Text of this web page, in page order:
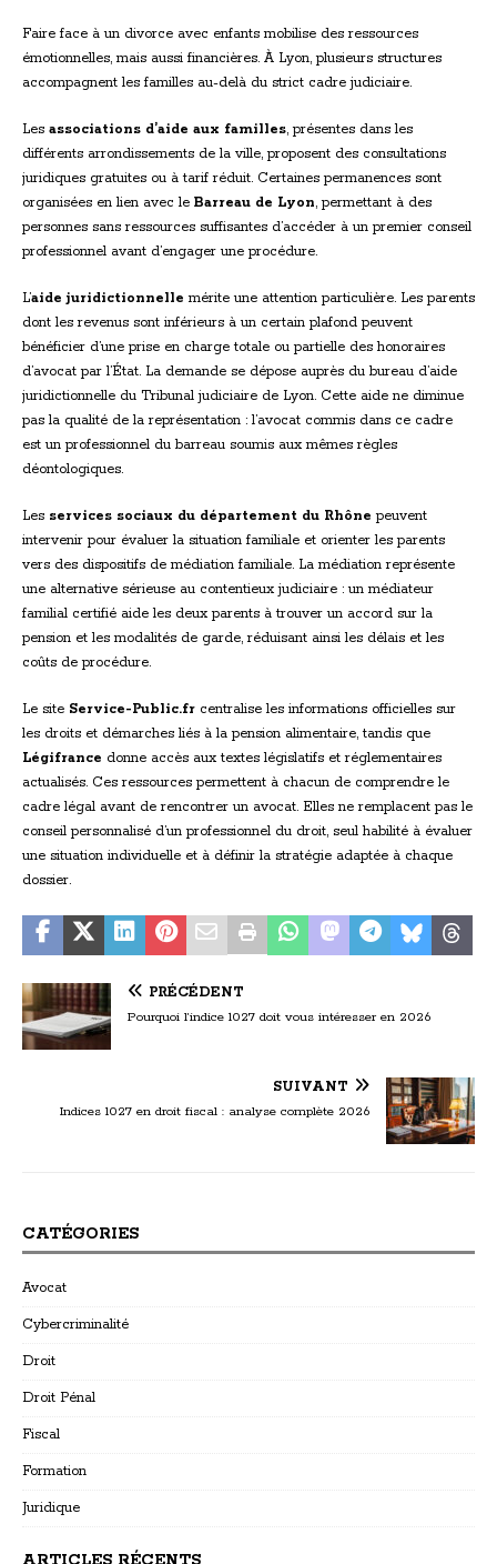
Faire face à un divorce avec enfants mobilise des ressources
émotionnelles, mais aussi financières. À Lyon, plusieurs structures
accompagnent les familles au-delà du strict cadre judiciaire.
Les associations d’aide aux familles, présentes dans les
différents arrondissements de la ville, proposent des consultations
juridiques gratuites ou à tarif réduit. Certaines permanences sont
organisées en lien avec le Barreau de Lyon, permettant à des
personnes sans ressources suffisantes d’accéder à un premier conseil
professionnel avant d’engager une procédure.
L’aide juridictionnelle mérite une attention particulière. Les parents
dont les revenus sont inférieurs à un certain plafond peuvent
bénéficier d’une prise en charge totale ou partielle des honoraires
d’avocat par l’État. La demande se dépose auprès du bureau d’aide
juridictionnelle du Tribunal judiciaire de Lyon. Cette aide ne diminue
pas la qualité de la représentation : l’avocat commis dans ce cadre
est un professionnel du barreau soumis aux mêmes règles
déontologiques.
Les services sociaux du département du Rhône peuvent
intervenir pour évaluer la situation familiale et orienter les parents
vers des dispositifs de médiation familiale. La médiation représente
une alternative sérieuse au contentieux judiciaire : un médiateur
familial certifié aide les deux parents à trouver un accord sur la
pension et les modalités de garde, réduisant ainsi les délais et les
coûts de procédure.
Le site Service-Public.fr centralise les informations officielles sur
les droits et démarches liés à la pension alimentaire, tandis que
Légifrance donne accès aux textes législatifs et réglementaires
actualisés. Ces ressources permettent à chacun de comprendre le
cadre légal avant de rencontrer un avocat. Elles ne remplacent pas le
conseil personnalisé d’un professionnel du droit, seul habilité à évaluer
une situation individuelle et à définir la stratégie adaptée à chaque
dossier.
PRÉCÉDENT
Pourquoi l’indice 1027 doit vous intéresser en 2026
SUIVANT
Indices 1027 en droit fiscal : analyse complète 2026
CATÉGORIES
Avocat
Cybercriminalité
Droit
Droit Pénal
Fiscal
Formation
Juridique